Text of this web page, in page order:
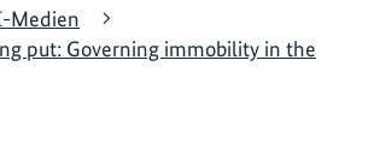
Medien
put: Governing immobility in the